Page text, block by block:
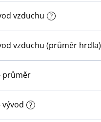
vzduchu ?
vzduchu (průměr hrdla)
průměr
?